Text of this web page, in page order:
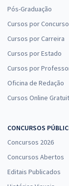
Pós-Graduação
Cursos por Concurso
Cursos por Carreira
Cursos por Estado
Cursos por
Oficina de Redação
Cursos Online
CONCURSOS
Concursos 2026
Concursos Abertos
Editais Publicados